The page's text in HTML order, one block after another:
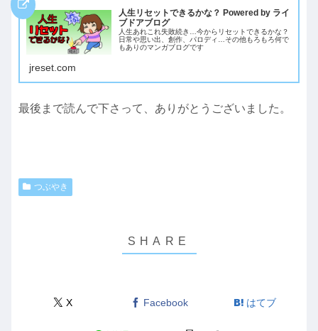
人生リセットできるかな？ Powered by ライ
ブドアブログ
人生あれこれ失敗続き…今からリセットできるかな？
日常や思い出、創作、パロディ…その他もろもろ何で
もありのマンガブログです
jreset.com
最後まで読んで下さって、ありがとうございました。
つぶやき
X Facebook はてブ